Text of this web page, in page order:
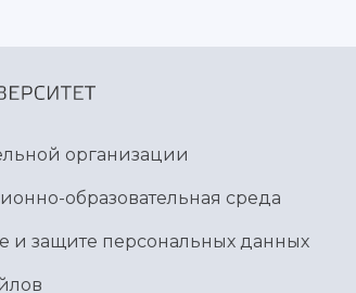
организации
образовательная среда
и защите персональных данных